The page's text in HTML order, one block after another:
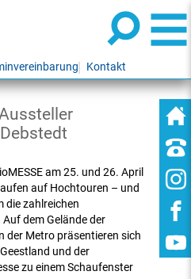
Kontakt
am 25. und 26. April
auf Hochtouren – und
die zahlreichen
dem Gelände der
der Metro präsentieren sich
und der
zu einem Schaufenster